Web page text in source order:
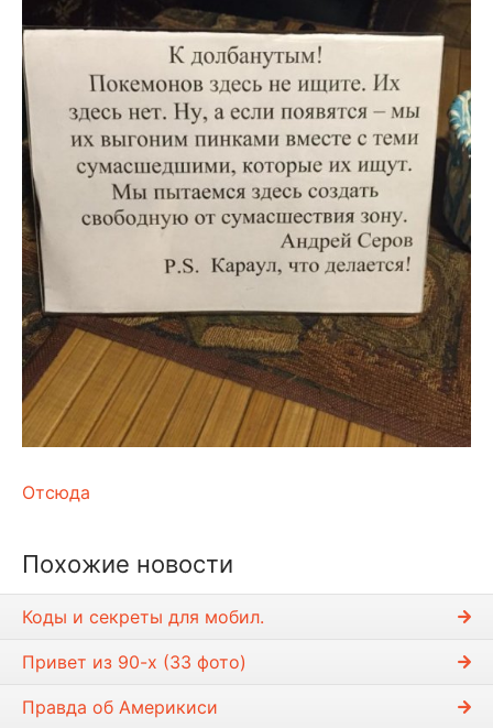
Отсюда
Похожие новости
Коды и секреты для мобил.
Привет из 90-х (33 фото)
Правда об Америкиси